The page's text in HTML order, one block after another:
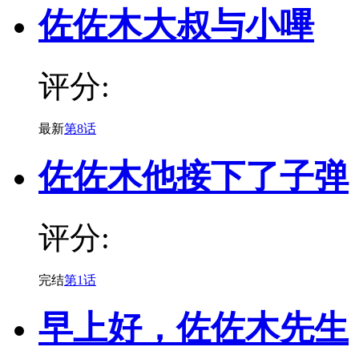
佐佐木大叔与小嗶
评分:
最新第8话
佐佐木他接下了子弹
评分:
完结第1话
早上好，佐佐木先生